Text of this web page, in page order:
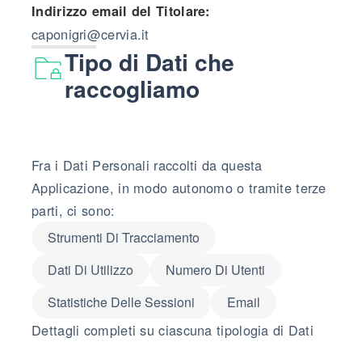
Indirizzo email del Titolare:
caponigri@cervia.it
Tipo di Dati che
raccogliamo
Fra i Dati Personali raccolti da questa
Applicazione, in modo autonomo o tramite terze
parti, ci sono:
Strumenti Di Tracciamento
Dati Di Utilizzo
Numero Di Utenti
Statistiche Delle Sessioni
Email
Dettagli completi su ciascuna tipologia di Dati